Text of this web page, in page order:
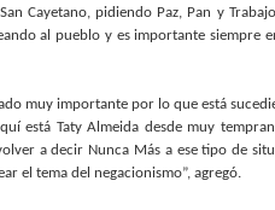
Cayetano, pidiendo Paz, Pan y
al pueblo y es importante siempre
muy importante por lo que está
está Taty Almeida desde muy
a decir Nunca Más a ese tipo de
el tema del negacionismo”, agregó.